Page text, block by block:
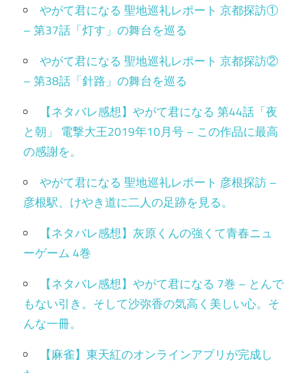
やがて君になる 聖地巡礼レポート 京都探訪①
– 第37話「灯す」の舞台を巡る
やがて君になる 聖地巡礼レポート 京都探訪②
– 第38話「針路」の舞台を巡る
【ネタバレ感想】やがて君になる 第44話「夜
と朝」 電撃大王2019年10月号 – この作品に最高
の感謝を。
やがて君になる 聖地巡礼レポート 彦根探訪 –
彦根駅、けやき道に二人の足跡を見る。
【ネタバレ感想】灰原くんの強くて青春ニュ
ーゲーム 4巻
【ネタバレ感想】やがて君になる 7巻 – とんで
もない引き。そして沙弥香の気高く美しい心。そ
んな一冊。
【麻雀】東天紅のオンラインアプリが完成し